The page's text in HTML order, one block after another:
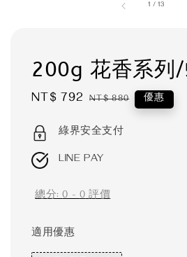
1 /13
200g 花香系列
Sale
NT$ 792 Regular
NT$ 880 優惠
綠界安全支付
LINE PAY
總分:0-0評價
適用優惠